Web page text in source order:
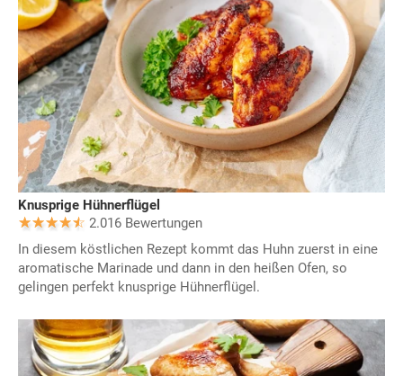
Knusprige Hühnerflügel
2.016 Bewertungen
In diesem köstlichen Rezept kommt das Huhn zuerst in eine
aromatische Marinade und dann in den heißen Ofen, so
gelingen perfekt knusprige Hühnerflügel.